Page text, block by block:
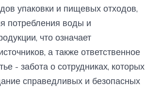
упаковки и пищевых отходов,
потребления воды и
что означает
а также ответственное
- забота о сотрудниках, которых
справедливых и безопасных